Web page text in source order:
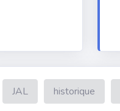
JAL historique